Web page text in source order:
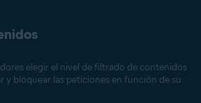
elegir el nivel de filtrado de contenidos
y bloquear las peticiones en función de su